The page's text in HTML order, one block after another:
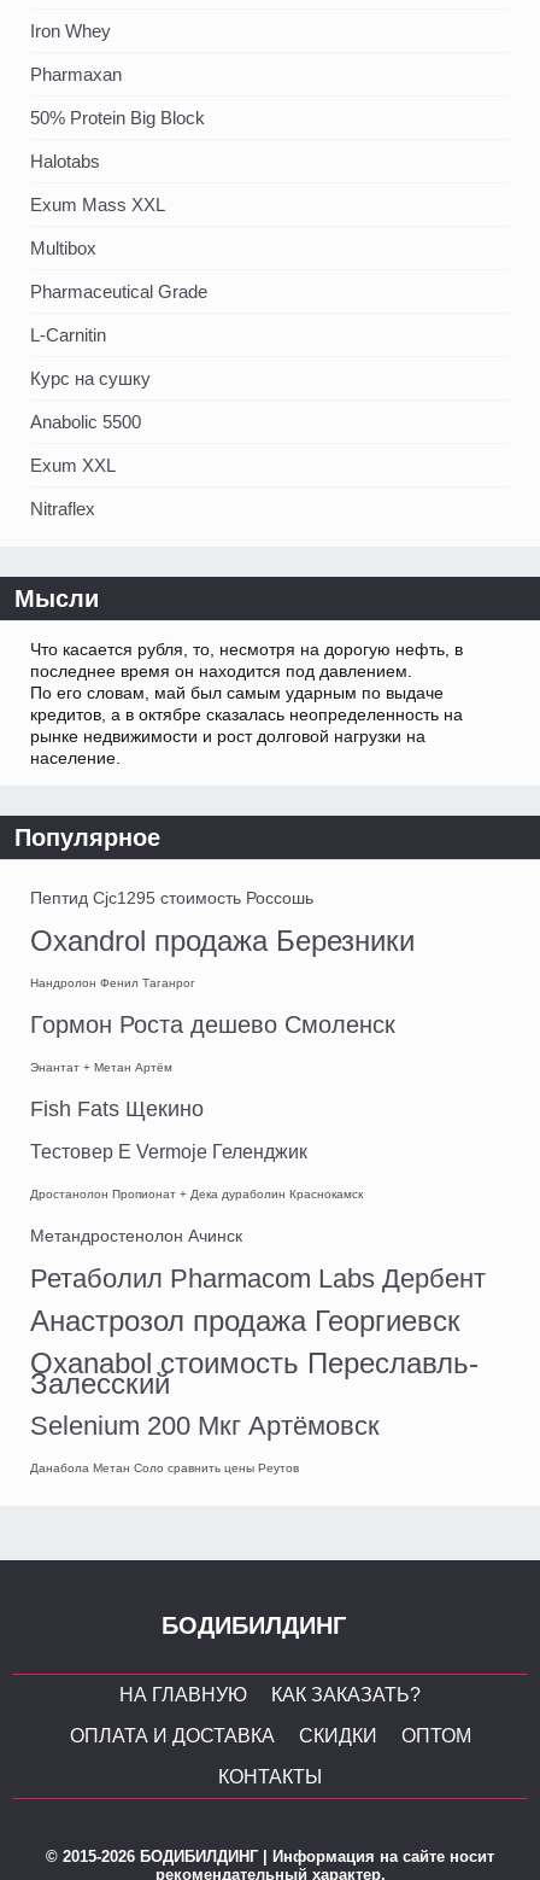
Iron Whey
Pharmaxan
50% Protein Big Block
Halotabs
Exum Mass XXL
Multibox
Pharmaceutical Grade
L-Carnitin
Курс на сушку
Anabolic 5500
Exum XXL
Nitraflex
Мысли
Что касается рубля, то, несмотря на дорогую нефть, в
последнее время он находится под давлением.
По его словам, май был самым ударным по выдаче
кредитов, а в октябре сказалась неопределенность на
рынке недвижимости и рост долговой нагрузки на
население.
Популярное
Пептид Cjc1295 стоимость Россошь
Oxandrol продажа Березники
Нандролон Фенил Таганрог
Гормон Роста дешево Смоленск
Энантат + Метан Артём
Fish Fats Щекино
Тестовер Е Vermoje Геленджик
Дростанолон Пропионат + Дека дураболин Краснокамск
Метандростенолон Ачинск
Ретаболил Pharmacom Labs Дербент
Анастрозол продажа Георгиевск
Oxanabol стоимость Переславль-
Залесский
Selenium 200 Мкг Артёмовск
Данабола Метан Соло сравнить цены Реутов
БОДИБИЛДИНГ
НА ГЛАВНУЮ
КАК ЗАКАЗАТЬ?
ОПЛАТА И ДОСТАВКА
СКИДКИ
ОПТОМ
КОНТАКТЫ
© 2015-2026 БОДИБИЛДИНГ | Информация на сайте носит
рекомендательный характер.